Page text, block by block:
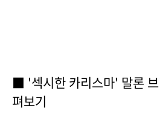
■ '섹시한 카리스마' 말론
펴보기